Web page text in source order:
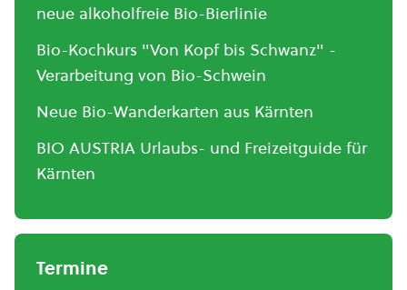
neue alkoholfreie Bio-Bierlinie
Bio-Kochkurs "Von Kopf bis Schwanz" -
Verarbeitung von Bio-Schwein
Neue Bio-Wanderkarten aus Kärnten
BIO AUSTRIA Urlaubs- und Freizeitguide für
Kärnten
Termine